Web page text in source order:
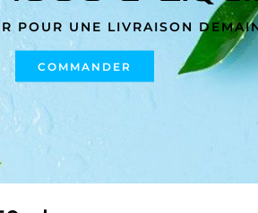
POUR UNE LIVRAISON
COMMANDER